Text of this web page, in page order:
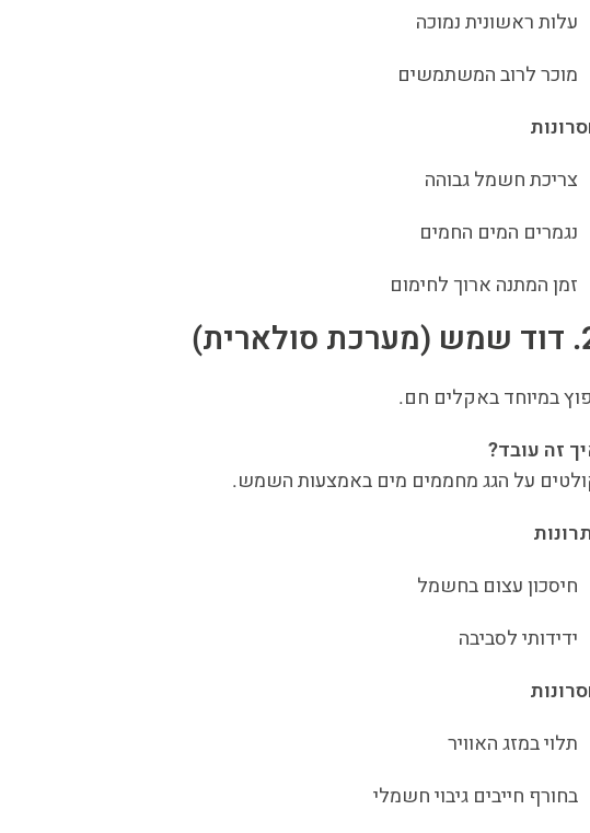
עלות ראשונית נמוכה
מוכר לרוב המשתמשים
צריכת חשמל גבוהה
נגמרים המים החמים
זמן המתנה ארוך לחימום
במיוחד באקלים חם.
זה עובד?
על הגג מחממים מים באמצעות השמש.
חיסכון עצום בחשמל
ידידותי לסביבה
תלוי במזג האוויר
בחורף חייבים גיבוי חשמלי